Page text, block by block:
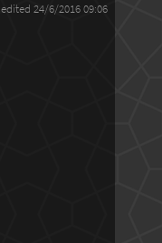
edited 24/6/2016 09:06